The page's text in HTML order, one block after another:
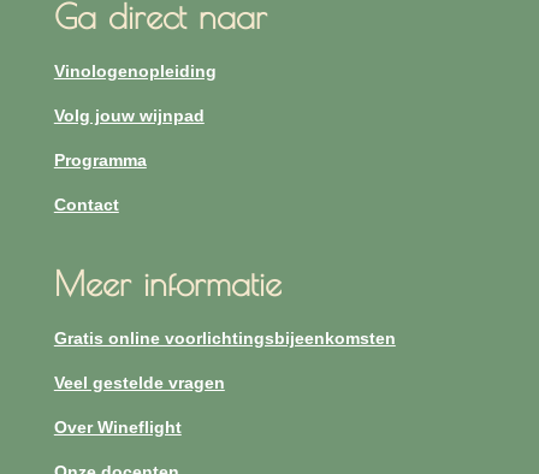
Ga direct naar
Vinologenopleiding
Volg jouw wijnpad
Programma
Contact
Meer informatie
Gratis online voorlichtingsbijeenkomsten
Veel gestelde vragen
Over Wineflight